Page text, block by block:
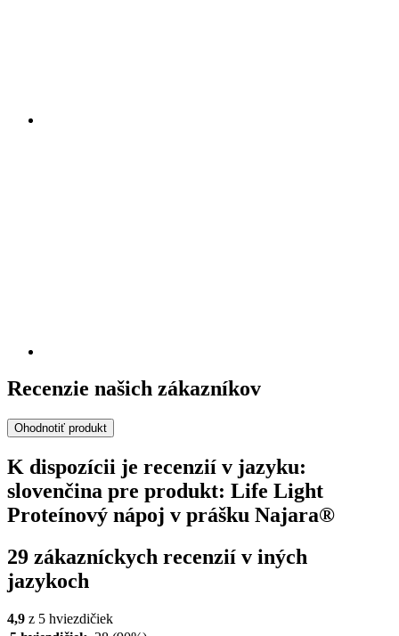
Recenzie našich zákazníkov
Ohodnotiť produkt
K dispozícii je recenzií v jazyku:
slovenčina pre produkt: Life Light
Proteínový nápoj v prášku Najara®
29 zákazníckych recenzií v iných
jazykoch
4,9 z 5 hviezdičiek